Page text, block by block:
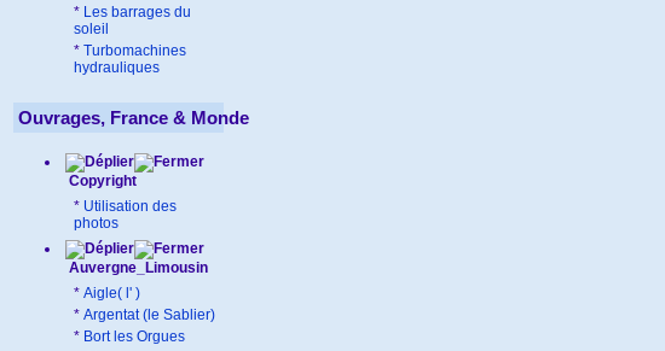
* Les barrages du
soleil
* Turbomachines
hydrauliques
Ouvrages, France & Monde
Copyright
* Utilisation des
photos
Auvergne_Limousin
* Aigle( l' )
* Argentat (le Sablier)
* Bort les Orgues